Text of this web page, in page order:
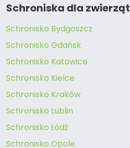
Schroniska dla zwierząt
Schronisko Bydgoszcz
Schronisko Gdańsk
Schronisko Katowice
Schronisko Kielce
Schronisko Kraków
Schronisko Lublin
Schronisko Łódź
Schronisko Opole